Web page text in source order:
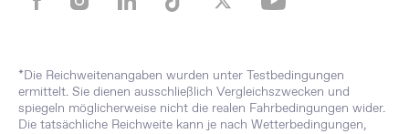
*Die Reichweitenangaben wurden unter Testbedingungen
ermittelt. Sie dienen ausschließlich Vergleichszwecken und
spiegeln möglicherweise nicht die realen Fahrbedingungen wider.
Die tatsächliche Reichweite kann je nach Wetterbedingungen,